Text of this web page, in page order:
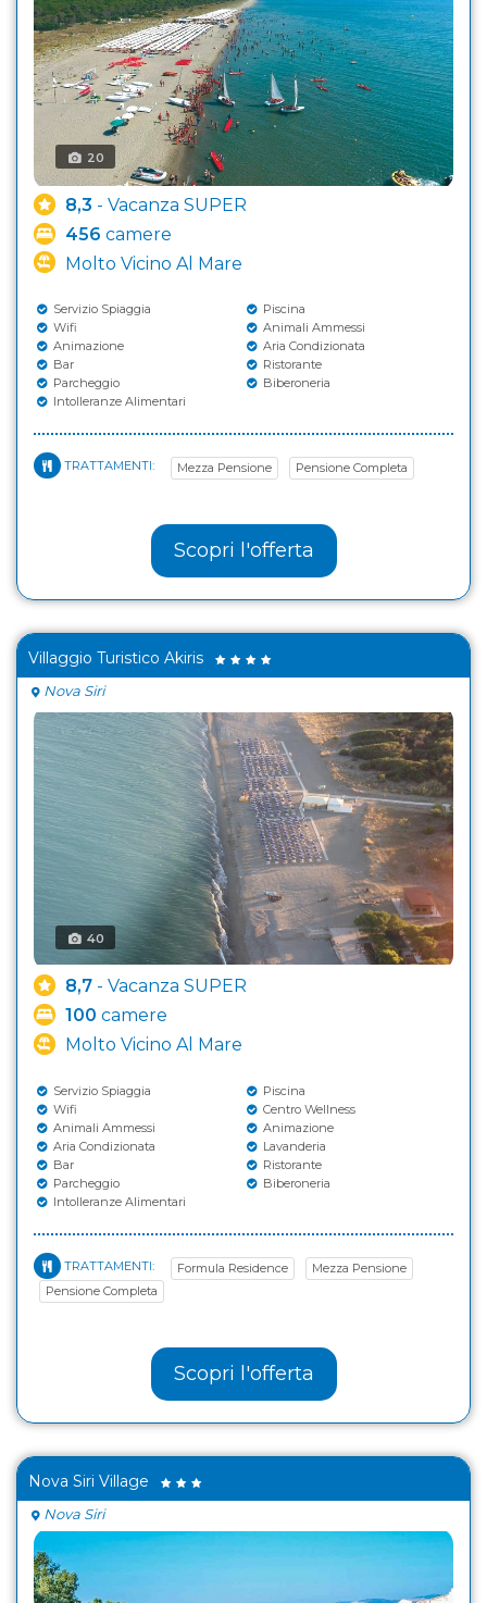
20
8,3 - Vacanza SUPER
456 camere
Molto Vicino Al Mare
Servizio Spiaggia
Piscina
Wifi
Animali Ammessi
Animazione
Aria Condizionata
Bar
Ristorante
Parcheggio
Biberoneria
Intolleranze Alimentari
TRATTAMENTI: Mezza Pensione Pensione Completa
Scopri l'offerta
Villaggio Turistico Akiris
Nova Siri
40
8,7 - Vacanza SUPER
100 camere
Molto Vicino Al Mare
Servizio Spiaggia
Piscina
Wifi
Centro Wellness
Animali Ammessi
Animazione
Aria Condizionata
Lavanderia
Bar
Ristorante
Parcheggio
Biberoneria
Intolleranze Alimentari
TRATTAMENTI: Formula Residence
Mezza Pensione
Pensione Completa
Scopri l'offerta
Nova Siri Village
Nova Siri